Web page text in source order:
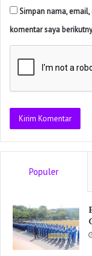
Simpan nama,
komentar saya
Populer